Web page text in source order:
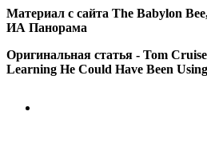
Материал с сайта The Babylon
ИА Панорама
Оригинальная статья - Tom
Learning He Could Have Been